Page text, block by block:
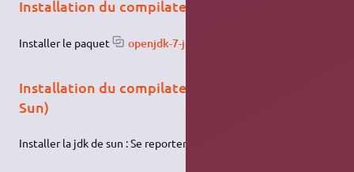
Installation du compilateur Java OpenJDK
Installer le paquet openjdk-7-jdk
Installation du compilateur Java d'Oracle (ex-
Sun)
Installer la jdk de sun : Se reporter à la documentation